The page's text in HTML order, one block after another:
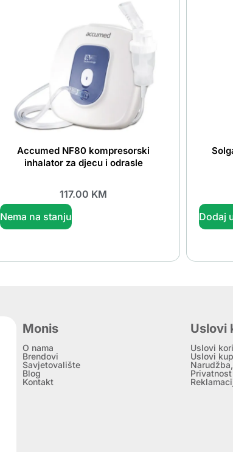
Accumed NF80 kompresorski
inhalator za djecu i odrasle
117.00 KM
Nema na stanju
Dodaj
Monis
O nama
Brendovi
Savjetovalište
Blog
Kontakt
Uslovi
Uslovi
Uslovi
Privatnost